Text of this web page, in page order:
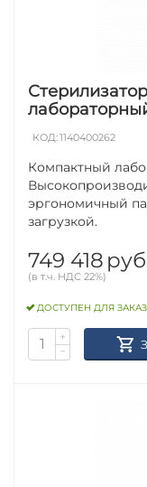
КОД:1140400262
Компактный
эргономичный
загрузкой.
749 418
(в т.ч. НДС 22%)
ДОСТУПЕН ДЛЯ
+
−